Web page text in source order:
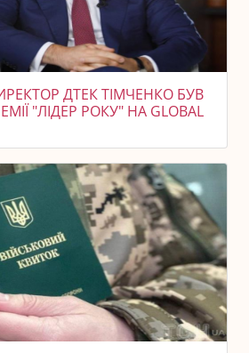
ДТЕК ТІМЧЕНКО БУВ
"ЛІДЕР РОКУ" НА GLOBAL